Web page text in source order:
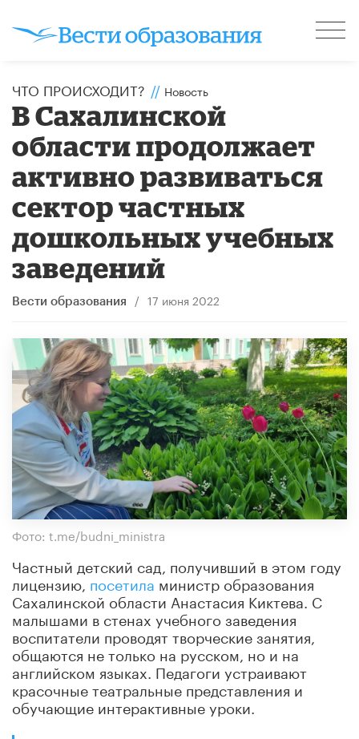
ЧТО ПРОИСХОДИТ? // Новость
В Сахалинской
области продолжает
активно развиваться
сектор частных
дошкольных учебных
заведений
Вести образования / 17 июня 2022
Фото: t.me/budni_ministra
Частный детский сад, получивший в этом году
лицензию, посетила министр образования
Сахалинской области Анастасия Киктева. С
малышами в стенах учебного заведения
воспитатели проводят творческие занятия,
общаются не только на русском, но и на
английском языках. Педагоги устраивают
красочные театральные представления и
обучающие интерактивные уроки.